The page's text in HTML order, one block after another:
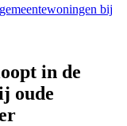
bij
in de
oude